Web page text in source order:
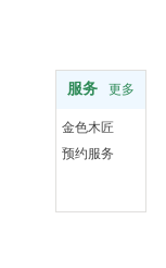
服务 更多
金色木匠
预约服务